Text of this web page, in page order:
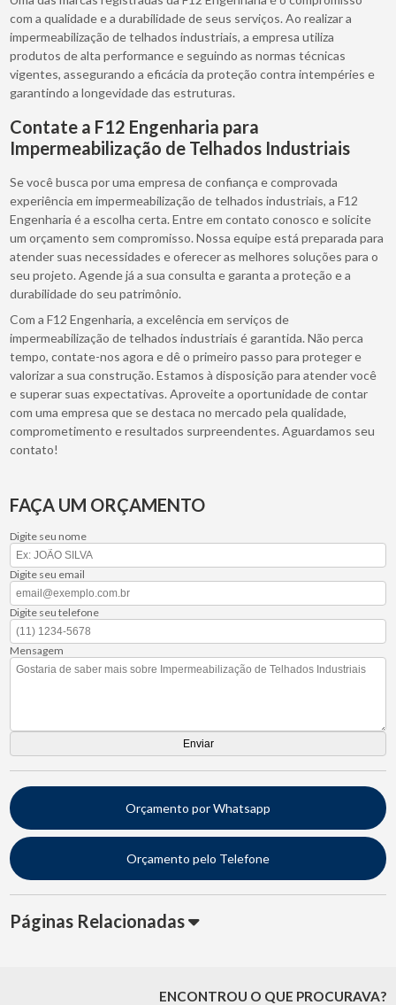
com a qualidade e a durabilidade de seus serviços. Ao realizar a
impermeabilização de telhados industriais, a empresa utiliza
produtos de alta performance e seguindo as normas técnicas
vigentes, assegurando a eficácia da proteção contra intempéries e
garantindo a longevidade das estruturas.
Contate a F12 Engenharia para
Impermeabilização de Telhados Industriais
Se você busca por uma empresa de confiança e comprovada
experiência em impermeabilização de telhados industriais, a F12
Engenharia é a escolha certa. Entre em contato conosco e solicite
um orçamento sem compromisso. Nossa equipe está preparada para
atender suas necessidades e oferecer as melhores soluções para o
seu projeto. Agende já a sua consulta e garanta a proteção e a
durabilidade do seu patrimônio.
Com a F12 Engenharia, a excelência em serviços de
impermeabilização de telhados industriais é garantida. Não perca
tempo, contate-nos agora e dê o primeiro passo para proteger e
valorizar a sua construção. Estamos à disposição para atender você
e superar suas expectativas. Aproveite a oportunidade de contar
com uma empresa que se destaca no mercado pela qualidade,
comprometimento e resultados surpreendentes. Aguardamos seu
contato!
FAÇA UM ORÇAMENTO
Digite seu nome
Digite seu email
Digite seu telefone
Mensagem
Orçamento por Whatsapp
Orçamento pelo Telefone
Páginas Relacionadas
ENCONTROU O QUE PROCURAVA?